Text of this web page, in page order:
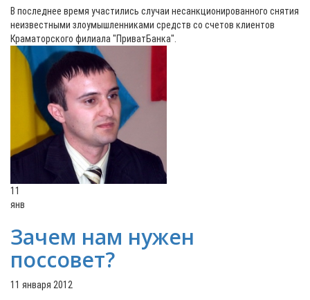
В последнее время участились случаи несанкционированного снятия
неизвестными злоумышленниками средств со счетов клиентов
Краматорского филиала "ПриватБанка".
11
янв
Зачем нам нужен
поссовет?
11 января 2012